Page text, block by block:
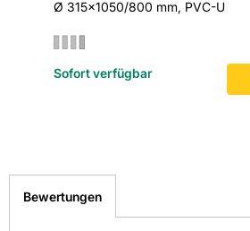
Ø 315x1050/800 mm, PVC-U
Sofort verfügbar
Bewertungen